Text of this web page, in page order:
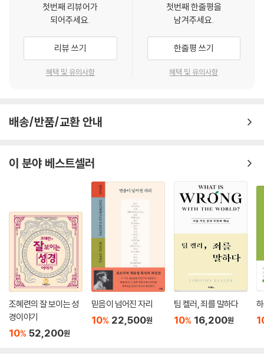
〈표 8〉 일곱 교회에 주신 책망과 칭찬과 언약 232
〈표 9〉 나팔 재앙과 일곱 재앙 비교 477
〈표 10〉 유대교 문서의 일곱 가지 재앙 480
따라서 요한계시록은 목회적 성격과 예언의 성격과 묵시의 성격을 함께 갖
수 있다. 요한계시록이 회람서신이란 것은 소아시아 일곱 교회의 문제들을
해결하기 위해 기록된 목회서신이라는 사실을 가리킨다. 따라서 요한계시
록은 1세기 말 소아시아 지역에 존재했던 일곱 교회의 상황과 관련된 내용
안 된다.
예수님의 부활을 통해 분명하게 보여 주신 하나님의 새로운 창조 행위가
법의 힘과 정치-사회적 이념의 가능성은 죄악이 지배하는 현실에서 ‘변화
의 불가능성’으로 전락하게 되지만, 예수님의 부활을 통해 보여 주신 하나
님의 창조 행위는 ‘불가능의 가능성’으로 우리의 비참한 현실을 새롭게 창
조해 나갈 것이며, 이것이 바로 두 개의 역사 경계선에서 우리가 가져야 할
희망이며, 창조주에 의해 시작될 때에만 시작할 수 있는 새로운 세상의 시
작이다.
--- p.168
여기에 열거된 일곱 교회는 1세기 말경 소아시아 지역에 실제로 존재했던
교회들이다. 이것이 의미하는 것은 요한계시록이 수백 년 혹은 수천 년 후
에 발생할 사건을 다루고 있는 것이 아니라, 1세기 소아시아 지역에 있었던
첫번째 리뷰어가
되어주세요.
리뷰 쓰기
혜택 및 유의사항
첫번째 한줄평을
남겨주세요.
한줄평 쓰기
혜택 및 유의사항
배송/반품/교환 안내
이 분야 베스트셀러
조혜련의 잘 보이는 성
경이야기
10% 52,200원
믿음이 넘어진 자리
10% 22,500원
팀 켈러, 죄를 말하다
10% 16,200원